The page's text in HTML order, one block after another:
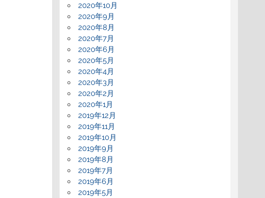
2020年10月
2020年9月
2020年8月
2020年7月
2020年6月
2020年5月
2020年4月
2020年3月
2020年2月
2020年1月
2019年12月
2019年11月
2019年10月
2019年9月
2019年8月
2019年7月
2019年6月
2019年5月